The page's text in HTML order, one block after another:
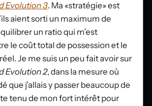
Evolution 3. Ma «stratégie» est
aient sorti un maximum de
un ratio qui m’est
le coût total de possession et le
Je me suis un peu fait avoir sur
Evolution 2, dans la mesure où
que j’allais y passer beaucoup de
tenu de mon fort intérêt pour